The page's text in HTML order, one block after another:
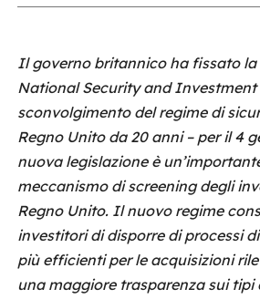
Il governo britannico ha fissato la
National Security and Investment
sconvolgimento del regime di
Regno Unito da 20 anni – per il 4
nuova legislazione è
meccanismo di screening degli
Regno Unito. Il nuovo regime
investitori di disporre di processi
più efficienti per le acquisizioni
una maggiore trasparenza sui tipi